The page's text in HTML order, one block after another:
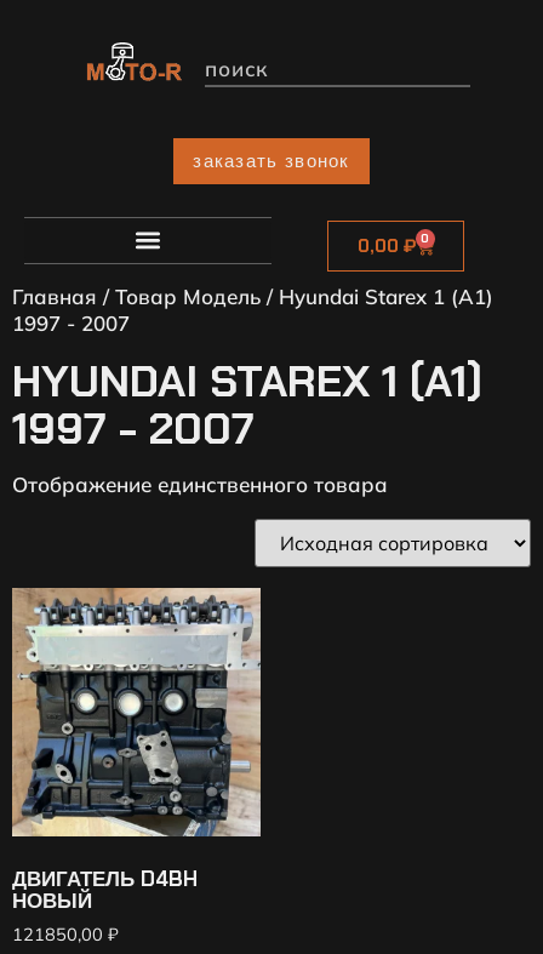
заказать звонок
0,00 ₽ 0
Главная / Товар Модель / Hyundai Starex 1 (A1)
1997 - 2007
HYUNDAI STAREX 1 (A1)
1997 - 2007
Отображение единственного товара
ДВИГАТЕЛЬ D4BH
НОВЫЙ
121850,00 ₽